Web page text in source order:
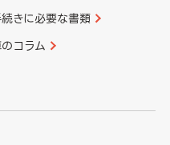
続きに必要な書類
コラム